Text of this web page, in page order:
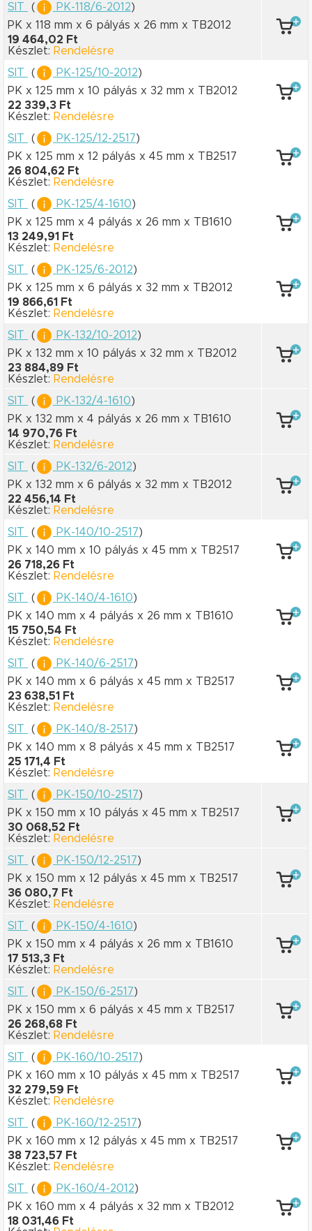
SIT
( PK-118/6-2012)
PK x 118 mm x 6 pályás x 26 mm x TB2012
19 464,02 Ft
Készlet: Rendelésre
SIT
( PK-125/10-2012)
PK x 125 mm x 10 pályás x 32 mm x TB2012
22 339,3 Ft
Készlet: Rendelésre
SIT
( PK-125/12-2517)
PK x 125 mm x 12 pályás x 45 mm x TB2517
26 804,62 Ft
Készlet: Rendelésre
SIT
( PK-125/4-1610)
PK x 125 mm x 4 pályás x 26 mm x TB1610
13 249,91 Ft
Készlet: Rendelésre
SIT
( PK-125/6-2012)
PK x 125 mm x 6 pályás x 32 mm x TB2012
19 866,61 Ft
Készlet: Rendelésre
SIT
( PK-132/10-2012)
PK x 132 mm x 10 pályás x 32 mm x TB2012
23 884,89 Ft
Készlet: Rendelésre
SIT
( PK-132/4-1610)
PK x 132 mm x 4 pályás x 26 mm x TB1610
14 970,76 Ft
Készlet: Rendelésre
SIT
( PK-132/6-2012)
PK x 132 mm x 6 pályás x 32 mm x TB2012
22 456,14 Ft
Készlet: Rendelésre
SIT
( PK-140/10-2517)
PK x 140 mm x 10 pályás x 45 mm x TB2517
26 718,26 Ft
Készlet: Rendelésre
SIT
( PK-140/4-1610)
PK x 140 mm x 4 pályás x 26 mm x TB1610
15 750,54 Ft
Készlet: Rendelésre
SIT
( PK-140/6-2517)
PK x 140 mm x 6 pályás x 45 mm x TB2517
23 638,51 Ft
Készlet: Rendelésre
SIT
( PK-140/8-2517)
PK x 140 mm x 8 pályás x 45 mm x TB2517
25 171,4 Ft
Készlet: Rendelésre
SIT
( PK-150/10-2517)
PK x 150 mm x 10 pályás x 45 mm x TB2517
30 068,52 Ft
Készlet: Rendelésre
SIT
( PK-150/12-2517)
PK x 150 mm x 12 pályás x 45 mm x TB2517
36 080,7 Ft
Készlet: Rendelésre
SIT
( PK-150/4-1610)
PK x 150 mm x 4 pályás x 26 mm x TB1610
17 513,3 Ft
Készlet: Rendelésre
SIT
( PK-150/6-2517)
PK x 150 mm x 6 pályás x 45 mm x TB2517
26 268,68 Ft
Készlet: Rendelésre
SIT
( PK-160/10-2517)
PK x 160 mm x 10 pályás x 45 mm x TB2517
32 279,59 Ft
Készlet: Rendelésre
SIT
( PK-160/12-2517)
PK x 160 mm x 12 pályás x 45 mm x TB2517
38 723,57 Ft
Készlet: Rendelésre
SIT
( PK-160/4-2012)
PK x 160 mm x 4 pályás x 32 mm x TB2012
18 031,46 Ft